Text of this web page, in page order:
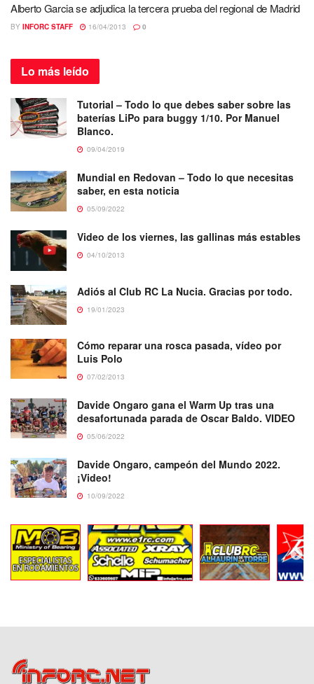
Alberto Garcia se adjudica la tercera prueba del regional de Madrid
BY INFORC STAFF 16/04/2013 0
Lo más leído
Tutorial – Todo lo que debes saber sobre las
baterías LiPo para buggy 1/10. Por Manuel
Blanco.
09/04/2019
Mundial en Redovan – Todo lo que necesitas
saber, en esta noticia
05/09/2022
Video de los viernes, las gallinas más estables
04/10/2013
Adiós al Club RC La Nucia. Gracias por todo.
19/01/2023
Cómo reparar una rosca pasada, vídeo por
Luis Polo
07/02/2013
Davide Ongaro gana el Warm Up tras una
desafortunada parada de Oscar Baldo. VIDEO
05/06/2022
Davide Ongaro, campeón del Mundo 2022.
¡Video!
10/09/2022